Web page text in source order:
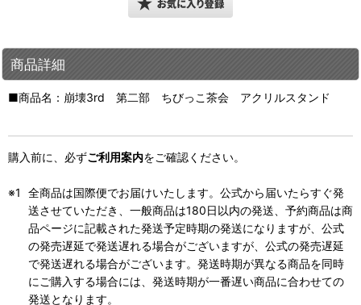
商品詳細
■商品名：崩壊3rd 第二部 ちびっこ茶会 アクリルスタンド
購入前に、必ずご利用案内をご確認ください。
全商品は国際便でお届けいたします。公式から届いたらすぐ発
送させていただき、一般商品は180日以内の発送、予約商品は商
品ページに記載された発送予定時期の発送になりますが、公式
の発売遅延で発送遅れる場合がございますが、公式の発売遅延
で発送遅れる場合がございます。発送時期が異なる商品を同時
にご購入する場合には、発送時期が一番遅い商品に合わせての
発送となります。